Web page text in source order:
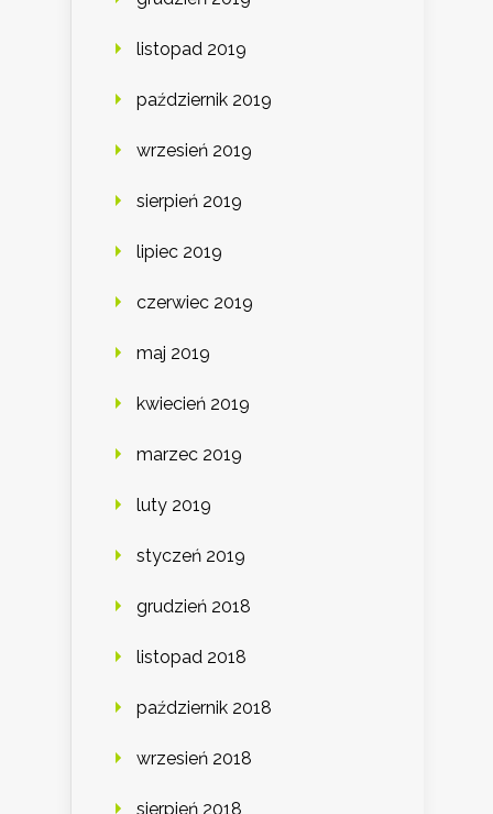
listopad 2019
październik 2019
wrzesień 2019
sierpień 2019
lipiec 2019
czerwiec 2019
maj 2019
kwiecień 2019
marzec 2019
luty 2019
styczeń 2019
grudzień 2018
listopad 2018
październik 2018
wrzesień 2018
sierpień 2018